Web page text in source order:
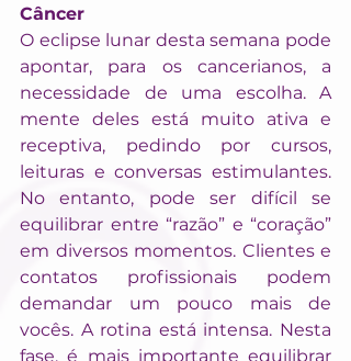
Câncer
O eclipse lunar desta semana pode
apontar, para os cancerianos, a
necessidade de uma escolha. A
mente deles está muito ativa e
receptiva, pedindo por cursos,
leituras e conversas estimulantes.
No entanto, pode ser difícil se
equilibrar entre “razão” e “coração”
em diversos momentos. Clientes e
contatos profissionais podem
demandar um pouco mais de
vocês. A rotina está intensa. Nesta
fase, é mais importante equilibrar